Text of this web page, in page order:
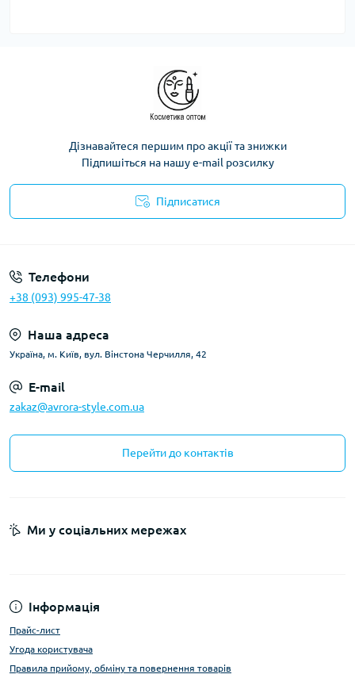
Дізнавайтеся першим про акції та знижки
Підпишіться на нашу e-mail розсилку
Підписатися
Телефони
+38 (093) 995-47-38
Наша адреса
Україна, м. Київ, вул. Вінстона Черчилля, 42
E-mail
zakaz@avrora-style.com.ua
Перейти до контактів
Інформація
Прайс-лист
Угода користувача
Правила прийому, обміну та повернення товарів
Ми у соціальних мережах